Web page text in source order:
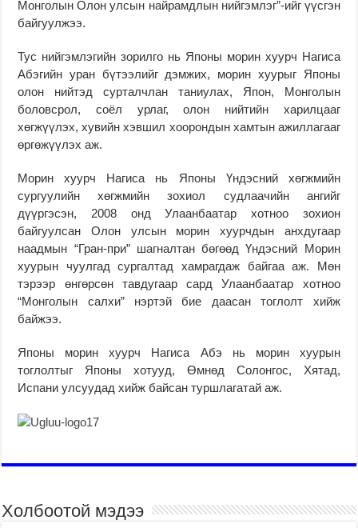
Монголын Олон улсын найрамдлын нийгэмлэг”-ийг үүсгэн
байгуулжээ.
Тус нийгэмлэгийн зорилго нь Японы морин хуурч Нагиса
Абэгийн уран бүтээлийг дэмжих, морин хуурыг Японы
олон нийтэд сурталчлан таниулах, Япон, Монголын
боловсрол, соёл урлаг, олон нийтийн харилцааг
хөгжүүлэх, хувийн хэвшил хоорондын хамтын ажиллагааг
өргөжүүлэх аж.
Морин хуурч Нагиса нь Японы Үндэсний хөгжмийн
сургуулийн хөгжмийн зохиол судлаачийн ангийг
дүүргэсэн, 2008 онд Улаанбаатар хотноо зохион
байгуулсан Олон улсын морин хуурчдын анхдугаар
наадмын “Гран-при” шагналтан бөгөөд Үндэсний Морин
хуурын чуулгад сургалтад хамрагдаж байгаа аж. Мөн
тэрээр өнгөрсөн тавдугаар сард Улаанбаатар хотноо
“Монголын салхи” нэртэй бие даасан тоглолт хийж
байжээ.
Японы морин хуурч Нагиса Абэ нь морин хуурын
тоглолтыг Японы хотууд, Өмнөд Солонгос, Хятад,
Испани улсуудад хийж байсан туршлагатай аж.
Холбоотой мэдээ